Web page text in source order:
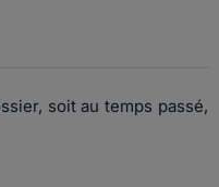
soit au temps passé,